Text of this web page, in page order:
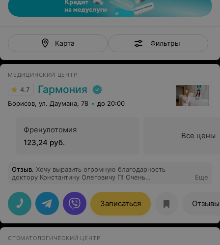
Карта Фильтры
МЕДИЦИНСКИЙ ЦЕНТР
4.7 Гармония
Борисов, ул. Даумана, 78 до 20:00
Френулотомия
123,24 руб.
Все цены
Отзыв. Хочу выразить огромную благодарность
доктору Константину Олеговичу П! Очень
что я забыла о своих проблемах. Спасибо
медицинскому центру «Гармония», вы привлекаете на
работу Лучших!
Еще
Записаться Отзывы
СТОМАТОЛОГИЧЕСКИЙ ЦЕНТР